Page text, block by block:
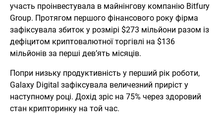
участь проінвестувала в майнінгову компанію Bitfury
Group. Протягом першого фінансового року фірма
зафіксувала збиток у розмірі $273 мільйони разом із
дефіцитом криптовалютної торгівлі на $136
мільйонів за перші дев’ять місяців.
Попри низьку продуктивність у перший рік роботи,
Galaxy Digital зафіксувала величезний приріст у
наступному році. Дохід зріс на 75% через здоровий
стан крипторинку на той час.